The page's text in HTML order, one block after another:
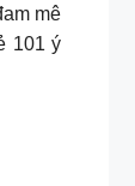
mê
101 ý